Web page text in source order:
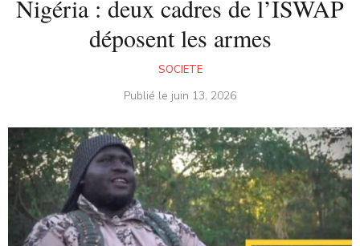
Nigéria : deux cadres de l’ISWAP
déposent les armes
SOCIETE
Publié le juin 13, 2026